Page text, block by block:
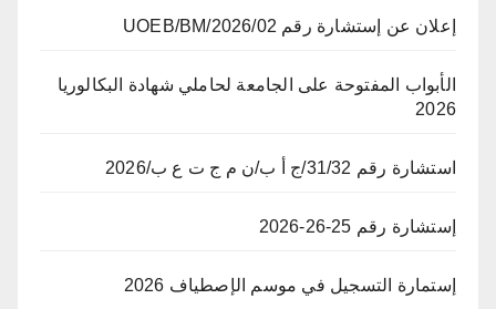
إعلان عن إستشارة رقم 02/UOEB/BM/2026
الأبواب المفتوحة على الجامعة لحاملي شهادة البكالوريا
2026
استشارة رقم 31/32/ج أ ب/ن م ج ت ع ب/2026
إستشارة رقم 25-26-2026
إستمارة التسجيل في موسم الإصطياف 2026